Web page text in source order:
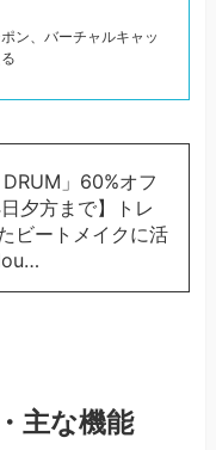
ン、バーチャルキャッ
」60%オフ
夕方まで】トレ
ビートメイクに活
主な機能